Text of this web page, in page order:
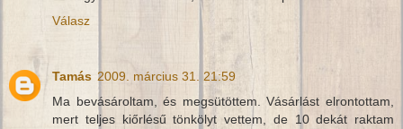
Válasz
Tamás 2009. március 31. 21:59
Ma bevásároltam, és megsütöttem. Vásárlást elrontottam,
mert teljes kiőrlésű tönkölyt vettem, de 10 dekát raktam